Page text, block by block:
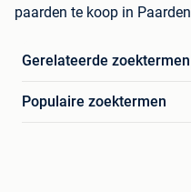
paarden te koop in Paarden
Gerelateerde zoektermen
Populaire zoektermen